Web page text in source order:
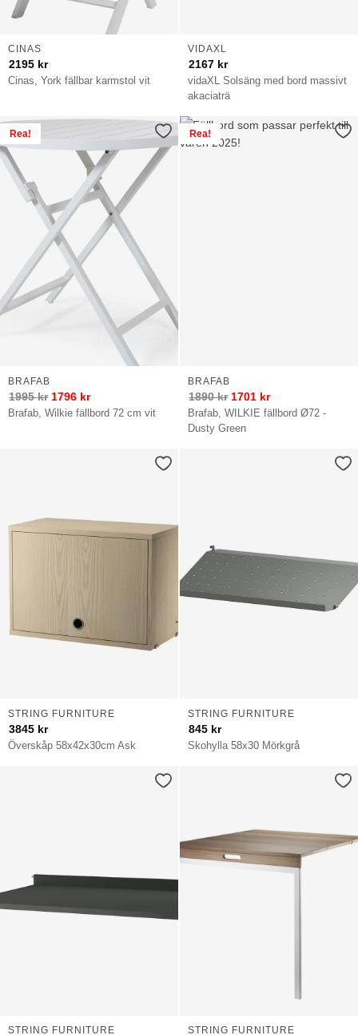
Cinas, York fällbar karmstol vit
CINAS
2195 kr
vidaXL Solsäng med bord massivt
akaciaträ
VIDAXL
2167 kr
Rea!
Brafab, Wilkie fällbord 72 cm vit
BRAFAB
1995kr 1796 kr
Rea!
Brafab, WILKIE fällbord Ø72 -
Dusty Green
BRAFAB
1890kr 1701 kr
Överskåp 58x42x30cm Ask
STRING FURNITURE
3845 kr
Skohylla 58x30 Mörkgrå
STRING FURNITURE
845 kr
STRING FURNITURE STRING FURNITURE